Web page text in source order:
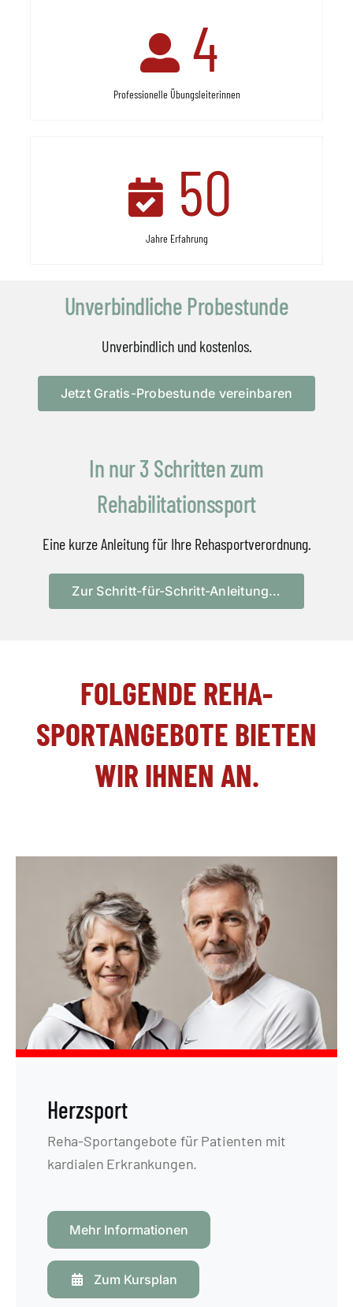
4
Professionelle Übungsleiterinnen
50
Jahre Erfahrung
Unverbindliche Probestunde
Unverbindlich und kostenlos.
Jetzt Gratis-Probestunde vereinbaren
In nur 3 Schritten zum
Rehabilitationssport
Eine kurze Anleitung für Ihre Rehasportverordnung.
Zur Schritt-für-Schritt-Anleitung…
FOLGENDE REHA-
SPORTANGEBOTE BIETEN
WIR IHNEN AN.
Herzsport
Reha-Sportangebote für Patienten mit
kardialen Erkrankungen.
Mehr Informationen
Zum Kursplan